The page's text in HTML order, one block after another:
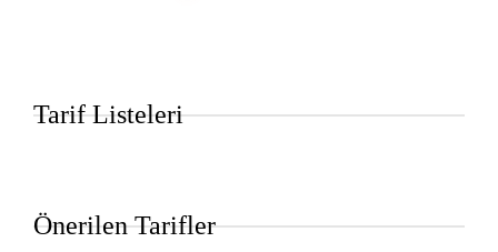
Tarif Listeleri
Önerilen Tarifler